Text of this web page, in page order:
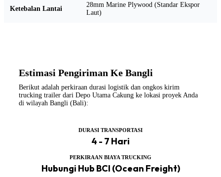
Ketebalan Lantai
28mm Marine Plywood (Standar Ekspor
Laut)
Estimasi Pengiriman Ke Bangli
Berikut adalah perkiraan durasi logistik dan ongkos kirim
trucking trailer dari Depo Utama Cakung ke lokasi proyek Anda
di wilayah Bangli (Bali):
DURASI TRANSPORTASI
4 - 7 Hari
PERKIRAAN BIAYA TRUCKING
Hubungi Hub BCI (Ocean Freight)